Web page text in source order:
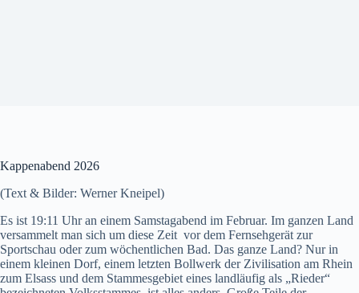
Kappenabend 2026
(Text & Bilder: Werner Kneipel)
Es ist 19:11 Uhr an einem Samstagabend im Februar. Im ganzen Land
versammelt man sich um diese Zeit vor dem Fernsehgerät zur
Sportschau oder zum wöchentlichen Bad. Das ganze Land? Nur in
einem kleinen Dorf, einem letzten Bollwerk der Zivilisation am Rhein
zum Elsass und dem Stammesgebiet eines landläufig als „Rieder“